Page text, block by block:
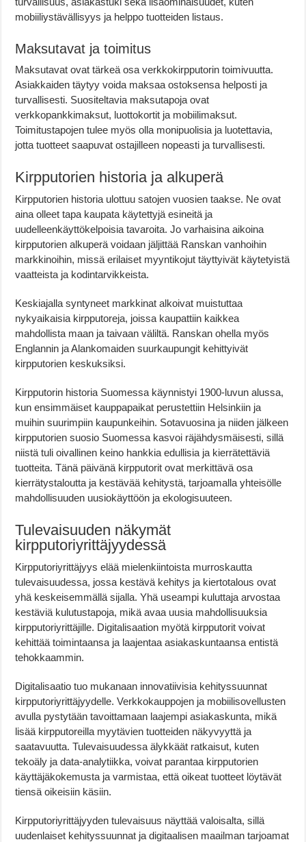
mobiiliystävällisyys ja helppo tuotteiden listaus.
Maksutavat ja toimitus
Maksutavat ovat tärkeä osa verkkokirpputorin toimivuutta.
Asiakkaiden täytyy voida maksaa ostoksensa helposti ja
turvallisesti. Suositeltavia maksutapoja ovat
verkkopankkimaksut, luottokortit ja mobiilimaksut.
Toimitustapojen tulee myös olla monipuolisia ja luotettavia,
jotta tuotteet saapuvat ostajilleen nopeasti ja turvallisesti.
Kirpputorien historia ja alkuperä
Kirpputorien historia ulottuu satojen vuosien taakse. Ne ovat
aina olleet tapa kaupata käytettyjä esineitä ja
uudelleenkäyttökelpoisia tavaroita. Jo varhaisina aikoina
kirpputorien alkuperä voidaan jäljittää Ranskan vanhoihin
markkinoihin, missä erilaiset myyntikojut täyttyivät käytetyistä
vaatteista ja kodintarvikkeista.
Keskiajalla syntyneet markkinat alkoivat muistuttaa
nykyaikaisia kirpputoreja, joissa kaupattiin kaikkea
mahdollista maan ja taivaan väliltä. Ranskan ohella myös
Englannin ja Alankomaiden suurkaupungit kehittyivät
kirpputorien keskuksiksi.
Kirpputorin historia Suomessa käynnistyi 1900-luvun alussa,
kun ensimmäiset kauppapaikat perustettiin Helsinkiin ja
muihin suurimpiin kaupunkeihin. Sotavuosina ja niiden jälkeen
kirpputorien suosio Suomessa kasvoi räjähdysmäisesti, sillä
niistä tuli oivallinen keino hankkia edullisia ja kierrätettäviä
tuotteita. Tänä päivänä kirpputorit ovat merkittävä osa
kierrätystaloutta ja kestävää kehitystä, tarjoamalla yhteisölle
mahdollisuuden uusiokäyttöön ja ekologisuuteen.
Tulevaisuuden näkymät
kirpputoriyrittäjyydessä
Kirpputoriyrittäjyys elää mielenkiintoista murroskautta
tulevaisuudessa, jossa kestävä kehitys ja kiertotalous ovat
yhä keskeisemmällä sijalla. Yhä useampi kuluttaja arvostaa
kestäviä kulutustapoja, mikä avaa uusia mahdollisuuksia
kirpputoriyrittäjille. Digitalisaation myötä kirpputorit voivat
kehittää toimintaansa ja laajentaa asiakaskuntaansa entistä
tehokkaammin.
Digitalisaatio tuo mukanaan innovatiivisia kehityssuunnat
kirpputoriyrittäjyydelle. Verkkokauppojen ja mobiilisovellusten
avulla pystytään tavoittamaan laajempi asiakaskunta, mikä
lisää kirpputoreilla myytävien tuotteiden näkyvyyttä ja
saatavuutta. Tulevaisuudessa älykkäät ratkaisut, kuten
tekoäly ja data-analytiikka, voivat parantaa kirpputorien
käyttäjäkokemusta ja varmistaa, että oikeat tuotteet löytävät
tiensä oikeisiin käsiin.
Kirpputoriyrittäjyyden tulevaisuus näyttää valoisalta, sillä
uudenlaiset kehityssuunnat ja digitaalisen maailman tarjoamat